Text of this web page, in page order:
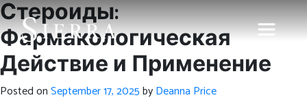
Стероиды:
Фармакологическая
Действие и Применение
Posted onSeptember 17, 2025byDeanna Price